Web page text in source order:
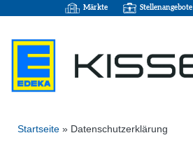
Märkte Stellenangebote
Startseite » Datenschutzerklärung